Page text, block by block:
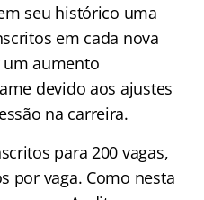
seu histórico uma
em cada nova
um aumento
devido aos ajustes
na carreira.
para 200 vagas,
por vaga. Como nesta